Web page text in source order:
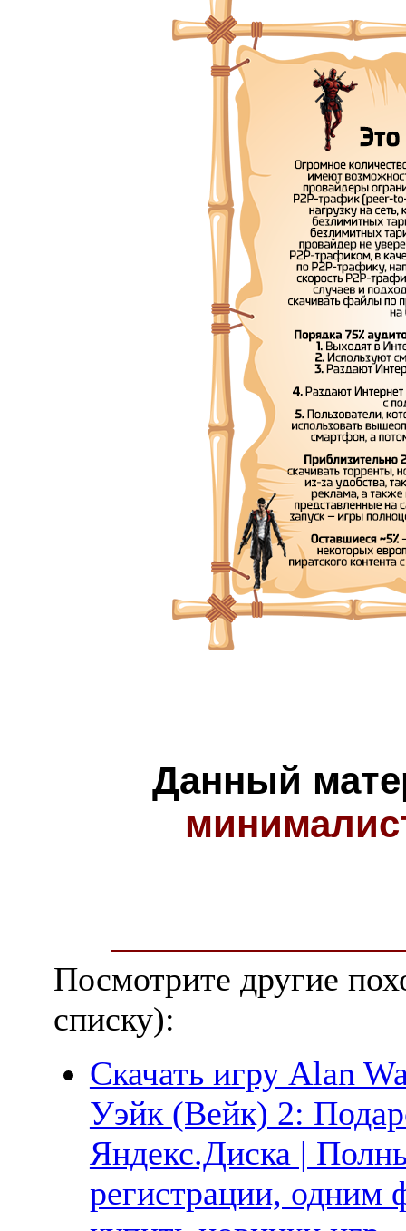
Данный
Посмотрите другие
списку):
Скачать игру Alan
Уэйк (Вейк) 2:
Яндекс.Диска |
регистрации, одним